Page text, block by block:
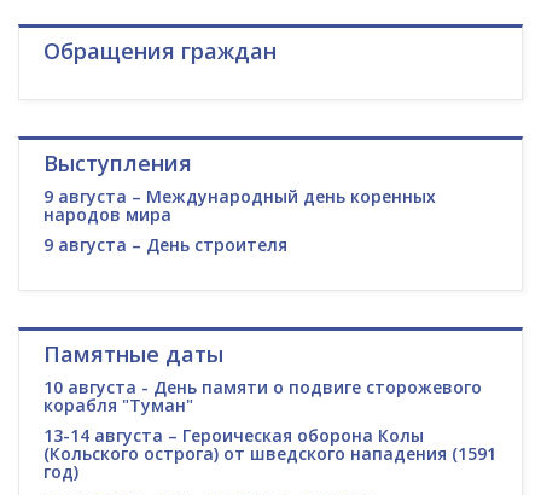
Обращения граждан
Выступления
9 августа – Международный день коренных
народов мира
9 августа – День строителя
Памятные даты
10 августа - День памяти о подвиге сторожевого
корабля "Туман"
13-14 августа – Героическая оборона Колы
(Кольского острога) от шведского нападения (1591
год)